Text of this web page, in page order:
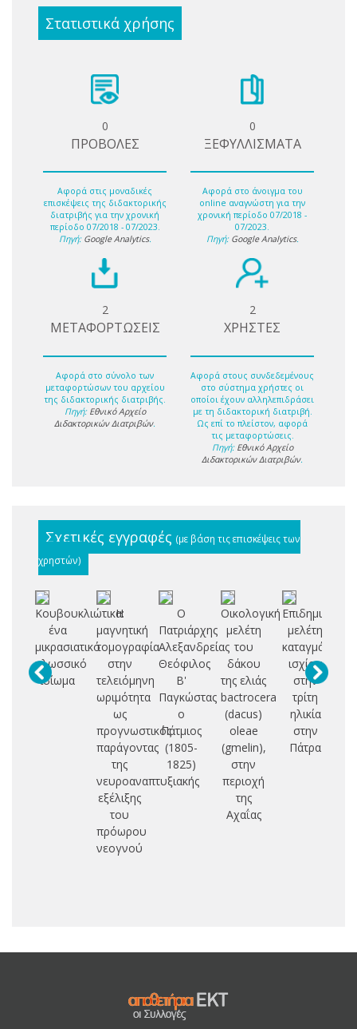
Στατιστικά χρήσης
0
ΠΡΟΒΟΛΕΣ
Αφορά στις μοναδικές
επισκέψεις της διδακτορικής
διατριβής για την χρονική
περίοδο 07/2018 - 07/2023.
Πηγή: Google Analytics.
0
ΞΕΦΥΛΛΙΣΜΑΤΑ
Αφορά στο άνοιγμα του
online αναγνώστη για την
χρονική περίοδο 07/2018 -
07/2023.
Πηγή: Google Analytics.
2
ΜΕΤΑΦΟΡΤΩΣΕΙΣ
Αφορά στο σύνολο των
μεταφορτώσων του αρχείου
της διδακτορικής διατριβής.
Πηγή: Εθνικό Αρχείο
Διδακτορικών Διατριβών.
2
ΧΡΗΣΤΕΣ
Αφορά στους συνδεδεμένους
στο σύστημα χρήστες οι
οποίοι έχουν αλληλεπιδράσει
με τη διδακτορική διατριβή.
Ως επί το πλείστον, αφορά
τις μεταφορτώσεις.
Πηγή: Εθνικό Αρχείο
Διδακτορικών Διατριβών.
Σχετικές εγγραφές (με βάση τις επισκέψεις των
χρηστών)
Κουβουκλιώτικα:
ένα
μικρασιατικό
γλωσσικό
ιδίωμα
Η
μαγνητική
τομογραφία
στην
τελειόμηνη
ωριμότητα
ως
προγνωστικός
παράγοντας
της
νευροαναπτυξιακής
εξέλιξης
του
πρόωρου
νεογνού
Ο
Πατριάρχης
Αλεξανδρείας
Θεόφιλος
Β'
Παγκώστας
ο
Πάτμιος
(1805-
1825)
Οικολογική
μελέτη
του
δάκου
της ελιάς
bactrocera
(dacus)
oleae
(gmelin),
στην
περιοχή
της
Αχαΐας
μελέτη
καταγμάτων
ισχίου
στην
τρίτη
ηλικία
στην
Πάτρα